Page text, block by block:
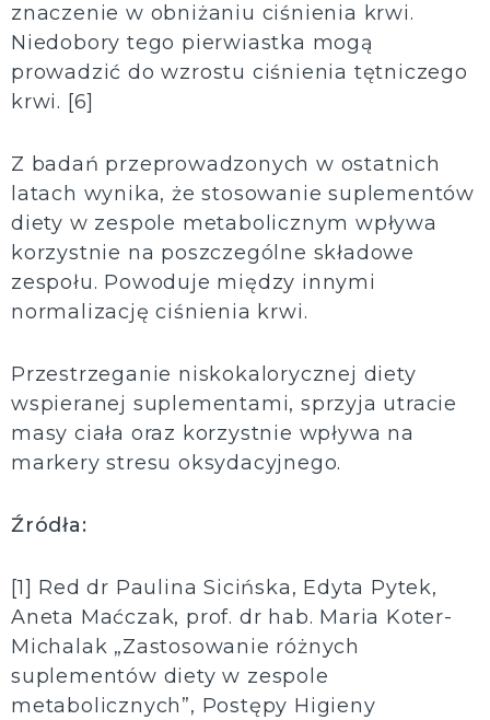
znaczenie w obniżaniu ciśnienia krwi.
Niedobory tego pierwiastka mogą
prowadzić do wzrostu ciśnienia tętniczego
krwi. [6]
Z badań przeprowadzonych w ostatnich
latach wynika, że stosowanie suplementów
diety w zespole metabolicznym wpływa
korzystnie na poszczególne składowe
zespołu. Powoduje między innymi
normalizację ciśnienia krwi.
Przestrzeganie niskokalorycznej diety
wspieranej suplementami, sprzyja utracie
masy ciała oraz korzystnie wpływa na
markery stresu oksydacyjnego.
Źródła:
[1] Red dr Paulina Sicińska, Edyta Pytek,
Aneta Maćczak, prof. dr hab. Maria Koter-
Michalak „Zastosowanie różnych
suplementów diety w zespole
metabolicznych”, Postępy Higieny